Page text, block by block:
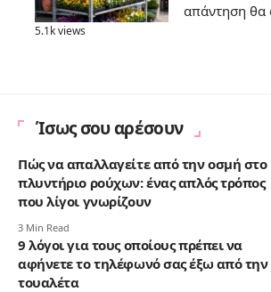
απάντηση θα
5.1k views
Ίσως σου αρέσουν
Πώς να απαλλαγείτε από την οσμή στο
πλυντήριο ρούχων: ένας απλός τρόπος
που λίγοι γνωρίζουν
3 Min Read
9 λόγοι για τους οποίους πρέπει να
αφήνετε το τηλέφωνό σας έξω από την
τουαλέτα